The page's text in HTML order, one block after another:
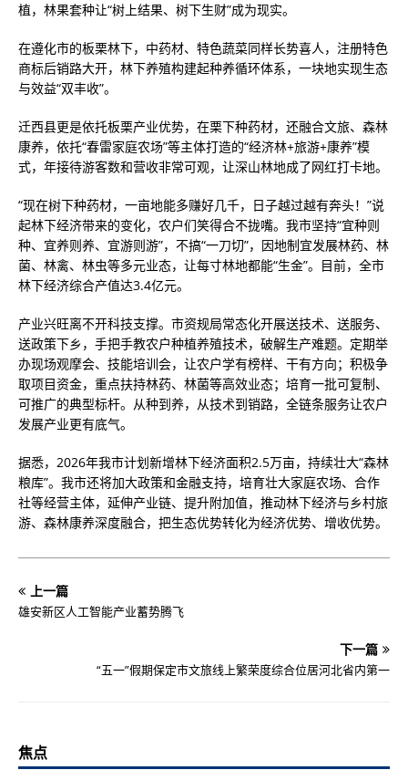
植，林果套种让“树上结果、树下生财”成为现实。
在遵化市的板栗林下，中药材、特色蔬菜同样长势喜人，注册特色
商标后销路大开，林下养殖构建起种养循环体系，一块地实现生态
与效益“双丰收”。
迁西县更是依托板栗产业优势，在栗下种药材，还融合文旅、森林
康养，依托“春雷家庭农场”等主体打造的“经济林+旅游+康养”模
式，年接待游客数和营收非常可观，让深山林地成了网红打卡地。
“现在树下种药材，一亩地能多赚好几千，日子越过越有奔头！”说
起林下经济带来的变化，农户们笑得合不拢嘴。我市坚持“宜种则
种、宜养则养、宜游则游”，不搞“一刀切”，因地制宜发展林药、林
菌、林禽、林虫等多元业态，让每寸林地都能“生金”。目前，全市
林下经济综合产值达3.4亿元。
产业兴旺离不开科技支撑。市资规局常态化开展送技术、送服务、
送政策下乡，手把手教农户种植养殖技术，破解生产难题。定期举
办现场观摩会、技能培训会，让农户学有榜样、干有方向；积极争
取项目资金，重点扶持林药、林菌等高效业态；培育一批可复制、
可推广的典型标杆。从种到养，从技术到销路，全链条服务让农户
发展产业更有底气。
据悉，2026年我市计划新增林下经济面积2.5万亩，持续壮大“森林
粮库”。我市还将加大政策和金融支持，培育壮大家庭农场、合作
社等经营主体，延伸产业链、提升附加值，推动林下经济与乡村旅
游、森林康养深度融合，把生态优势转化为经济优势、增收优势。
上一篇
雄安新区人工智能产业蓄势腾飞
下一篇
“五一”假期保定市文旅线上繁荣度综合位居河北省内第一
焦点